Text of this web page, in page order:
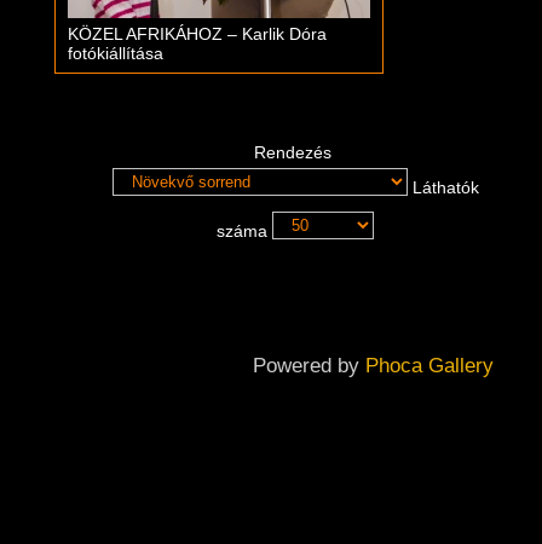
KÖZEL AFRIKÁHOZ – Karlik Dóra
fotókiállítása
Rendezés
Láthatók
száma
Powered by Phoca Gallery